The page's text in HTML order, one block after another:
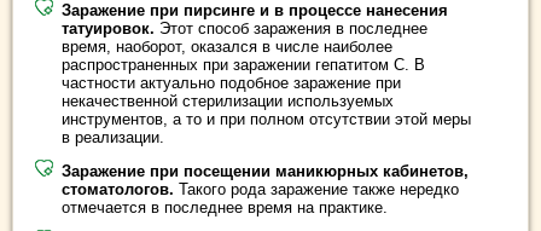
Заражение при пирсинге и в процессе нанесения
татуировок. Этот способ заражения в последнее
время, наоборот, оказался в числе наиболее
распространенных при заражении гепатитом С. В
частности актуально подобное заражение при
некачественной стерилизации используемых
инструментов, а то и при полном отсутствии этой меры
в реализации.
Заражение при посещении маникюрных кабинетов,
стоматологов. Такого рода заражение также нередко
отмечается в последнее время на практике.